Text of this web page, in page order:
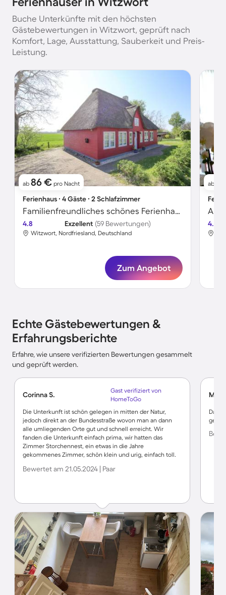
Buche Unterkünfte mit den höchsten
Gästebewertungen in Witzwort, geprüft nach
Komfort, Lage, Ausstattung, Sauberkeit und Preis-
Leistung.
ab 86 € pro Nacht
Ferienhaus ∙ 4 Gäste ∙ 2 Schlafzimmer
Familienfreundliches schönes Ferienhaus mit Garten und Terrasse | Haustiere erlaubt
4.8 Exzellent (59 Bewertungen)
Witzwort, Nordfriesland, Deutschland
Zum Angebot
ab
4.6
Echte Gästebewertungen &
Erfahrungsberichte
Erfahre, wie unsere verifizierten Bewertungen gesammelt
und geprüft werden.
Corinna S.
Gast verifiziert von
HomeToGo
Die Unterkunft ist schön gelegen in mitten der Natur,
jedoch direkt an der Bundesstraße wovon man an dann
alle umliegenden Orte gut und schnell erreicht. Wir
fanden die Unterkunft einfach prima, wir hatten das
Zimmer Storchennest, ein etwas in die Jahre
gekommenes Zimmer, schön klein und urig, einfach toll.
vollkommen ausreichend, Wasserkocher, Kaffeemaschine,
Bewertet am 21.05.2024 | Paar
Das